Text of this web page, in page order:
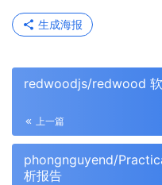
生成海报
redwoodjs/redwood
上一篇
phongnguyend/
析报告